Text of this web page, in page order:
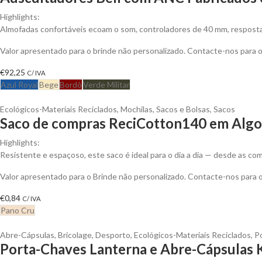
Highlights:
Almofadas confortáveis ecoam o som, controladores de 40 mm,
Valor apresentado para o brinde não personalizado. Contacte-nos
€92,25 C/ IVA
Azul RoyalBegeBordôVerde Militar
Ecológicos-Materiais Reciclados, Mochilas, Sacos e Bolsas, Sacos
Saco de compras ReciCotton140 em
Highlights:
Resistente e espaçoso, este saco é ideal para o dia a dia — desde as
Valor apresentado para o Brinde não personalizado. Contacte-nos
€0,84 C/ IVA
Pano Cru
Abre-Cápsulas, Bricolage, Desporto, Ecológicos-Materiais Reciclados,
Porta-Chaves Lanterna e Abre-Cápsulas